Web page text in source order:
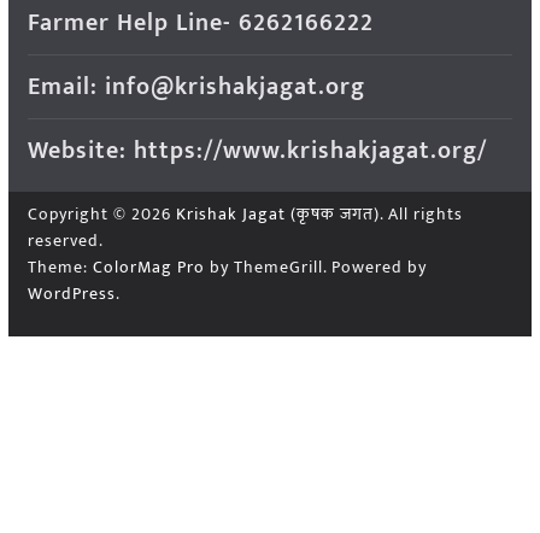
Farmer Help Line- 6262166222
Email: info@krishakjagat.org
Website: https://www.krishakjagat.org/
Copyright © 2026 Krishak Jagat (कृषक जगत). All rights
reserved.
Theme: ColorMag Pro by ThemeGrill. Powered by
WordPress.